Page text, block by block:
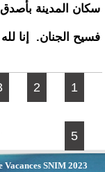
سكان المدينة
فسيح الجنان. إنا لله
الصفحات
1
2
5
Vacances SNIM 2023